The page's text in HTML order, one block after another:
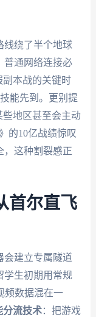
线绕了半个地球
通网络连接必
本战的关键时
能先到。更别提
地区甚至会主动
的10亿战绩惊叹
，这种割裂感正
首尔直飞
会建立专属隧道
学生初期用常规
数据混在一
分流技术：把游戏